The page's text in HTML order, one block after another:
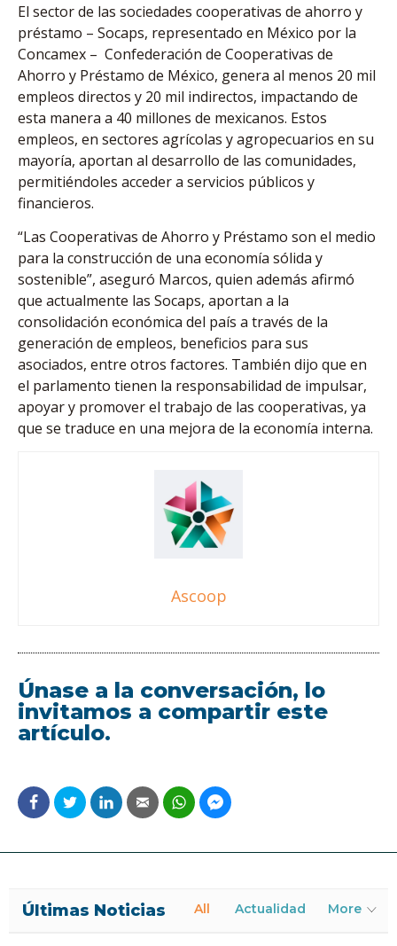
El sector de las sociedades cooperativas de ahorro y
préstamo – Socaps, representado en México por la
Concamex – Confederación de Cooperativas de
Ahorro y Préstamo de México, genera al menos 20 mil
empleos directos y 20 mil indirectos, impactando de
esta manera a 40 millones de mexicanos. Estos
empleos, en sectores agrícolas y agropecuarios en su
mayoría, aportan al desarrollo de las comunidades,
permitiéndoles acceder a servicios públicos y
financieros.
“Las Cooperativas de Ahorro y Préstamo son el medio
para la construcción de una economía sólida y
sostenible”, aseguró Marcos, quien además afirmó
que actualmente las Socaps, aportan a la
consolidación económica del país a través de la
generación de empleos, beneficios para sus
asociados, entre otros factores. También dijo que en
el parlamento tienen la responsabilidad de impulsar,
apoyar y promover el trabajo de las cooperativas, ya
que se traduce en una mejora de la economía interna.
Ascoop
Únase a la conversación, lo
invitamos a compartir este
artículo.
Últimas Noticias All Actualidad More